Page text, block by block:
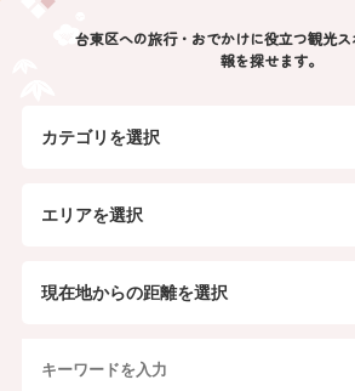
台東区への旅行・おでかけに役立つ観光
報を探せます。
カテゴリを選択
エリアを選択
現在地からの距離を選択